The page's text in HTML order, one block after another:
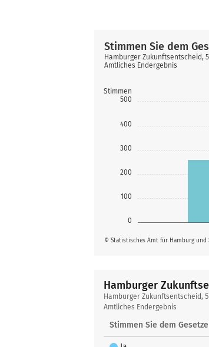
0
100
200
300
400
500
Stimmen
© Statistisches Amt für Hamburg und
Stimmen Sie dem
Hamburger Zukunftsentscheid,
Amtliches Endergebnis
Hamburger
Hamburger
Zukunftsentscheid
Hamburger Zukunftsentscheid,
Amtliches Endergebnis
Stimmen Sie dem